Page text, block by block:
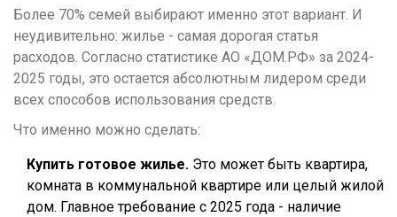
Более 70% семей выбирают именно этот вариант. И
неудивительно: жилье - самая дорогая статья
расходов. Согласно статистике АО «ДОМ.РФ» за 2024-
2025 годы, это остается абсолютным лидером среди
всех способов использования средств.
Что именно можно сделать:
Купить готовое жилье. Это может быть квартира,
комната в коммунальной квартире или целый жилой
дом. Главное требование с 2025 года - наличие